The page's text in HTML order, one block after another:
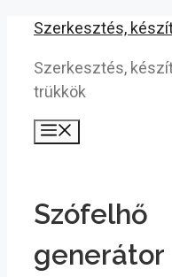
Kilépés
tartalomba
Szerkesztés,
Szerkesztés,
trükkök
Szófelhő
generátor